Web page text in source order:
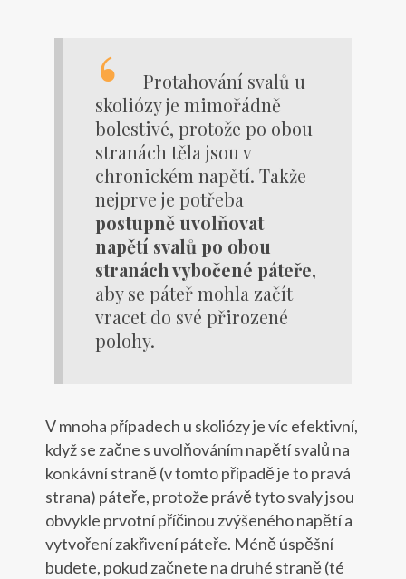
Protahování svalů u
skoliózy je mimořádně
bolestivé, protože po obou
stranách těla jsou v
chronickém napětí. Takže
nejprve je potřeba
postupně uvolňovat
napětí svalů po obou
stranách vybočené páteře,
aby se páteř mohla začít
vracet do své přirozené
polohy.
V mnoha případech u skoliózy je víc efektivní,
když se začne s uvolňováním napětí svalů na
konkávní straně (v tomto případě je to pravá
strana) páteře, protože právě tyto svaly jsou
obvykle prvotní příčinou zvýšeného napětí a
vytvoření zakřivení páteře. Méně úspěšní
budete, pokud začnete na druhé straně (té